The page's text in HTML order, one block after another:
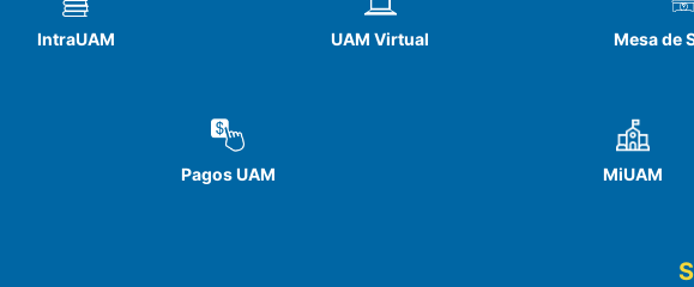
variable adherencia. Para las variables adherencia a procesos de
y calidad de vida relacionada con la salud (CVRS) se encontró
significativa de carácter inverso entre la discapacidad global y sus dos
y participación, y factores ambientales) con todos los componentes de
hallazgos generales evidenciaron que sólo se encontró una relación
de las mismas. Todo esto permite concluir que a mejor calidad
IntraUAM UAM Virtual Mesa de
Pagos UAM MiUAM